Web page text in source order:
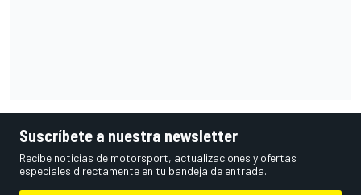
Suscríbete a nuestra newsletter
Recibe noticias de motorsport, actualizaciones y ofertas
especiales directamente en tu bandeja de entrada.